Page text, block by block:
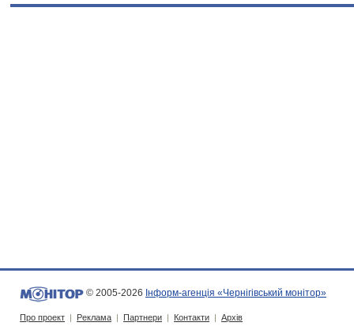
© 2005-2026 Інформ-агенція «Чернігівський монітор»
Про проект | Реклама | Партнери | Контакти | Архів